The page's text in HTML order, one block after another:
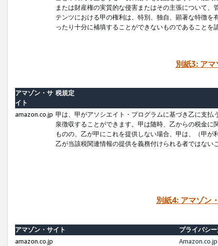
または財産権の実質的な侵害またはその主張について
テンツにおける甲の権利は、特別、独自、顕著な特徴
ったり十分に補填することができないものであることを
別紙3: ア
アマゾン・サ
イト
税規定
amazon.co.jp 甲は、甲がアソシエイト・プログラムに基づき乙に支
泉徴収することができます。甲は随時、乙からの税金
ものの、乙が甲にこれを提供しない場合、甲は、（甲
乙が当該税関連情報の提供を義務付けられる者ではな
別紙4: アマゾン
アマゾン・サイト
プライバシ
amazon.co.jp